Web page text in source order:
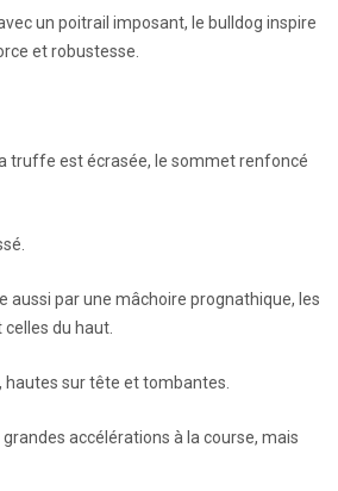
un poitrail imposant, le bulldog inspire
et robustesse.
truffe est écrasée, le sommet renfoncé
aussi par une mâchoire prognathique, les
du haut.
hautes sur tête et tombantes.
accélérations à la course, mais